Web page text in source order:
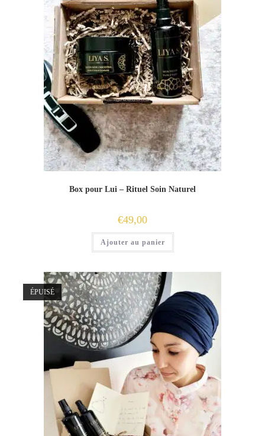
Box pour Lui – Rituel Soin Naturel
€49,00
Ajouter au panier
ÉPUISÉ